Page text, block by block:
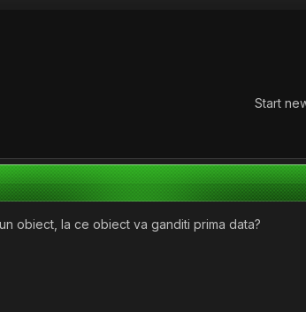
Start
obiect, la ce obiect va ganditi prima data?